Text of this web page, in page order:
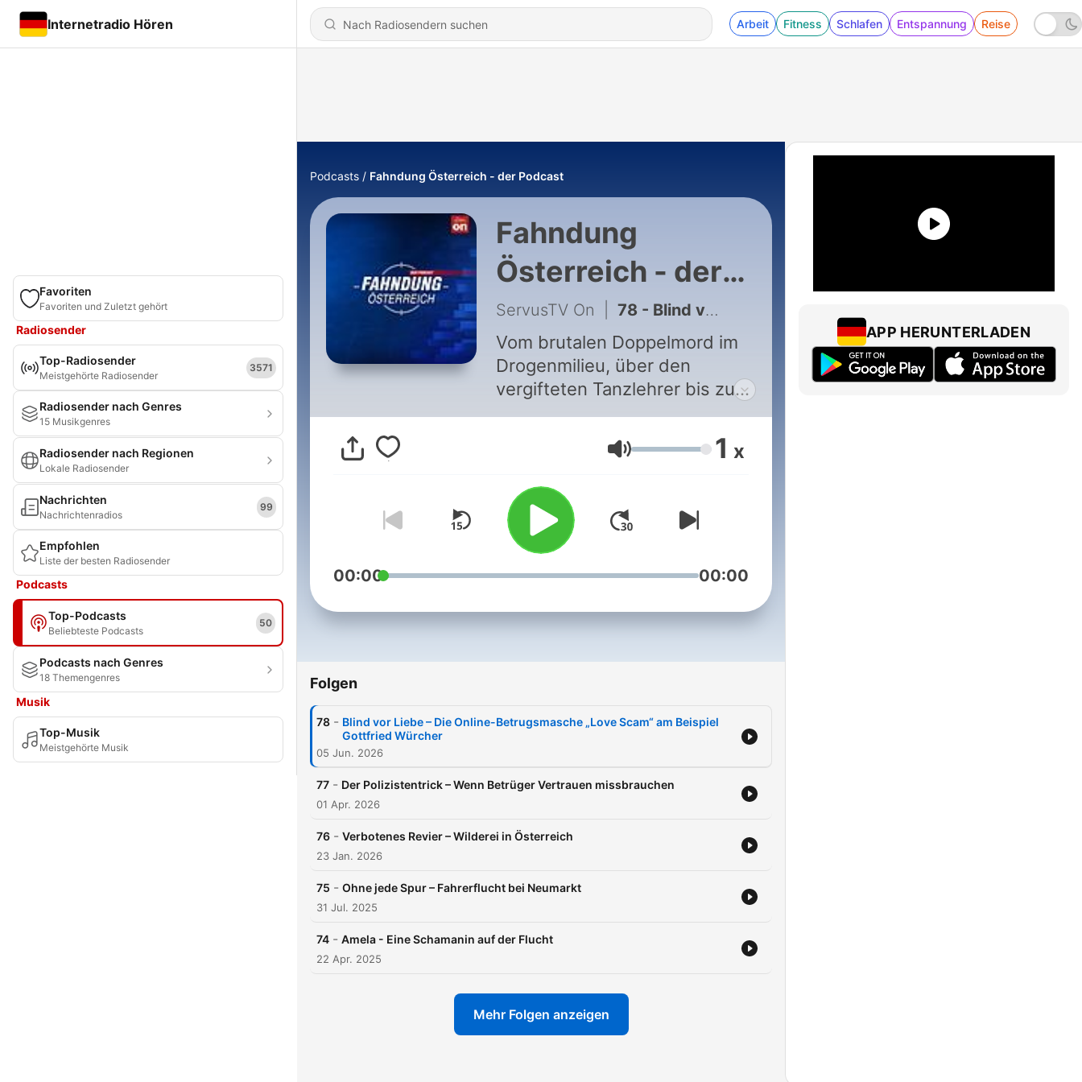
Internetradio Hören Arbeit Fitness Schlafen Entspannung Reise
Favoriten
Favoriten und Zuletzt gehört
Radiosender
Top-Radiosender
Meistgehörte Radiosender
3571
Radiosender nach Genres
15 Musikgenres
Radiosender nach Regionen
Lokale Radiosender
Nachrichten
Nachrichtenradios
99
Empfohlen
Liste der besten Radiosender
Podcasts
Top-Podcasts
Beliebteste Podcasts
50
Podcasts nach Genres
18 Themengenres
Musik
Top-Musik
Meistgehörte Musik
Podcasts Fahndung Österreich - der Podcast
Fahndung
Österreich - der
Podcast
ServusTV On 78 - Blind vor Liebe – Die Online-Betrugsmasche „Love Scam“ am Beispiel Gottfried Würcher
Vom brutalen Doppelmord im
Drogenmilieu, über den
vergifteten Tanzlehrer bis zum
perfiden Liebesbetrug.
„Fahndung Österreich – der
Podcast“ beschäftigt sich mit
ungeklärten Kriminalfällen aus
Österreich! Die Moderatoren
Hans-Martin Paar und Florian
Lettner sprechen mit den
Ermittlern, die versuchen, die
auch Angehörige,
Kriminalpsychologen helfen
unbekannten Täter ticken.
Lautstärke 1 x
00:00 00:00
Folgen
78 - Blind vor Liebe – Die Online-Betrugsmasche „Love Scam“ am Beispiel
Gottfried Würcher
05 Jun. 2026
77 - Der Polizistentrick – Wenn Betrüger Vertrauen missbrauchen
01 Apr. 2026
76 - Verbotenes Revier – Wilderei in Österreich
23 Jan. 2026
75 - Ohne jede Spur – Fahrerflucht bei Neumarkt
31 Jul. 2025
74 - Amela - Eine Schamanin auf der Flucht
22 Apr. 2025
Mehr Folgen anzeigen
APP HERUNTERLADEN